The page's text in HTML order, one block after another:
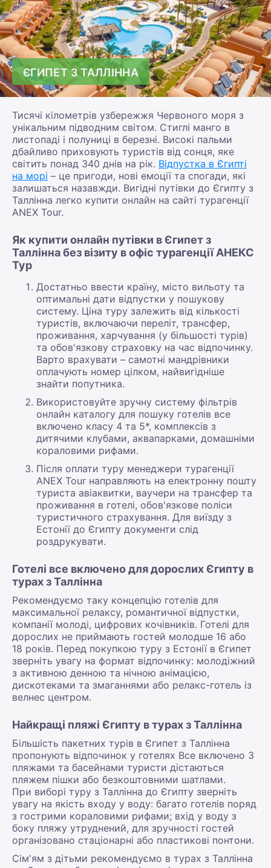
ЄГИПЕТ З ТАЛЛІННА
Тисячі кілометрів узбережжя Червоного моря з
унікальним підводним світом. Стиглі манго в
листопаді і полуниці в березні. Високі пальми
дбайливо приховують туристів від сонця, яке
світить понад 340 днів на рік. Відпустка в Єгипті
на морі – це пригоди, нові емоції та спогади, які
залишаться назавжди. Вигідні путівки до Єгипту з
Таллінна легко купити онлайн на сайті турагенції
ANEX Tour.
Як купити онлайн путівки в Єгипет з
Таллінна без візиту в офіс турагенції АНЕКС
Тур
Достатньо ввести країну, місто вильоту та
оптимальні дати відпустки у пошукову
систему. Ціна туру залежить від кількості
туристів, включаючи переліт, трансфер,
проживання, харчування (у більшості турів)
та обов'язкову страховку на час відпочинку.
Варто врахувати – самотні мандрівники
оплачують номер цілком, найвигідніше
знайти попутника.
Використовуйте зручну систему фільтрів
онлайн каталогу для пошуку готелів все
включено класу 4 та 5*, комплексів з
дитячими клубами, аквапарками, домашніми
кораловими рифами.
Після оплати туру менеджери турагенції
ANEX Tour направляють на електронну пошту
туриста авіаквитки, ваучери на трансфер та
проживання в готелі, обов'язкове поліси
туристичного страхування. Для виїзду з
Естонії до Єгипту документи слід
роздрукувати.
Готелі все включено для дорослих Єгипту в
турах з Таллінна
Рекомендуємо таку концепцію готелів для
максимальної релаксу, романтичної відпустки,
компанії молоді, цифрових кочівників. Готелі для
дорослих не приймають гостей молодше 16 або
18 років. Перед покупкою туру з Естонії в Єгипет
зверніть увагу на формат відпочинку: молодіжний
з активною денною та нічною анімацією,
дискотеками та змаганнями або релакс-готель із
велнес центром.
Найкращі пляжі Єгипту в турах з Таллінна
Більшість пакетних турів в Єгипет з Таллінна
пропонують відпочинок у готелях Все включено З
пляжами та басейнами туристи дістаються
пляжем пішки або безкоштовними шатлами.
При виборі туру з Таллінна до Єгипту зверніть
увагу на якість входу у воду: багато готелів поряд
з гострими кораловими рифами; вхід у воду з
боку пляжу утруднений, для зручності гостей
організовано стаціонарні або пластикові понтони.
Сім'ям з дітьми рекомендуємо в турах з Таллінна